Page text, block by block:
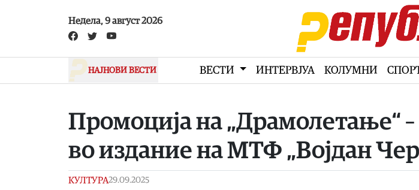
Недела, 9 август 2026
НАЈНОВИ ВЕСТИ ВЕСТИ ИНТЕРВЈУА КОЛУМНИ
Промоција на „Драмолетање“
во издание на МТФ „Војдан
КУЛТУРА29.09.2025